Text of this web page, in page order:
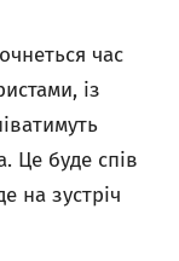
час
із
Це буде спів
на зустріч